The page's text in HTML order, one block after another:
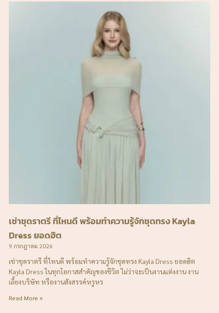
เช่าชุดราตรี ที่ไหนดี พร้อมทำความรู้จักชุดทรง Kayla
Dress ยอดฮิต
9 กรกฎาคม 2026
เช่าชุดราตรี ที่ไหนดี พร้อมทำความรู้จักชุดทรง Kayla Dress ยอดฮิต
Kayla Dress ในทุกโอกาสสำคัญของชีวิต ไม่ว่าจะเป็นงานแต่งงาน งาน
เลี้ยงบริษัท หรืองานสังสรรค์หรูหร
Read More »